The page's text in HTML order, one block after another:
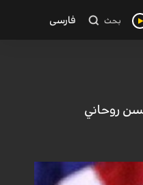
بحث فارسی
روحاني